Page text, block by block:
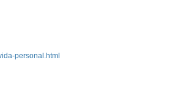
personal.html